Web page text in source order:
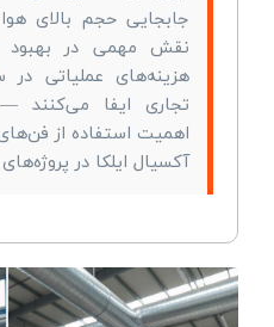
جابجایی حجم بالای
نقش مهمی در
هزینه‌های عملیاتی
تجاری ایفا می‌کنند
اهمیت استفاده از
آکسیال ایلکا در